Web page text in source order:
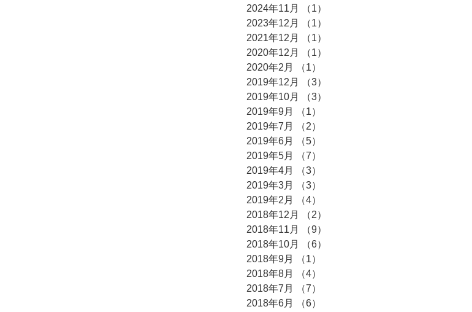
2024年11月
（1）
2023年12月
（1）
2021年12月
（1）
2020年12月
（1）
2020年2月
（1）
2019年12月
（3）
2019年10月
（3）
2019年9月
（1）
2019年7月
（2）
2019年6月
（5）
2019年5月
（7）
2019年4月
（3）
2019年3月
（3）
2019年2月
（4）
2018年12月
（2）
2018年11月
（9）
2018年10月
（6）
2018年9月
（1）
2018年8月
（4）
2018年7月
（7）
2018年6月
（6）